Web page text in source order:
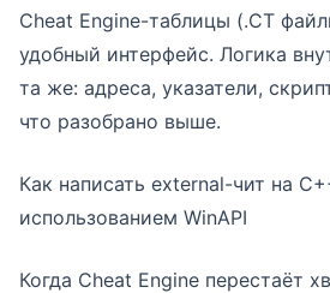
Cheat Engine-таблицы (.CT
удобный интерфейс. Логика
та же: адреса, указатели,
что разобрано выше.
Как написать external-чит на
использованием WinAPI
Когда Cheat Engine перестаёт